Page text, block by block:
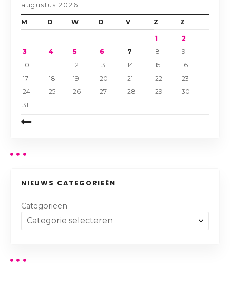
augustus 2026
M D W D V Z Z
1
2
3
4 5 6 7 8
9
10
11 12 13 14 15
16
17
18 19 20 21 22
23
24
25 26 27 28 29
30
31
NIEUWS CATEGORIEËN
Categorieën